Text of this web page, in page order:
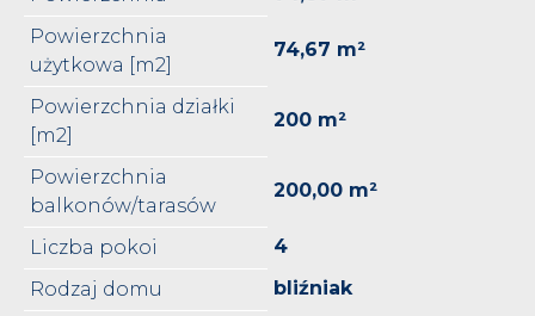
Powierzchnia
użytkowa [m2]
74,67 m²
Powierzchnia działki
[m2]
200 m²
Powierzchnia
balkonów/tarasów
200,00 m²
Liczba pokoi
4
Rodzaj domu
bliźniak